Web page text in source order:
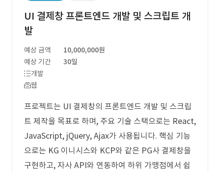
UI 결제창 프론트엔드 개발 및 스크립트 개
발
예상 금액
10,000,000원
예상 기간
30일
개발
웹
프로젝트는 UI 결제창의 프론트엔드 개발 및 스크립
트 제작을 목표로 하며, 주요 기술 스택으로는 React,
JavaScript, jQuery, Ajax가 사용됩니다. 핵심 기능
으로는 KG 이니시스와 KCP와 같은 PG사 결제창을
구현하고, 자사 API와 연동하여 하위 가맹점에서 쉽